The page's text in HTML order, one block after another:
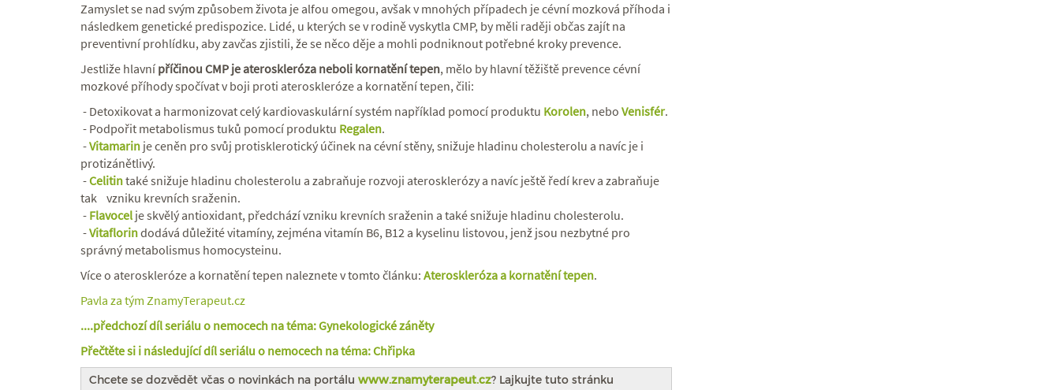
Zamyslet se nad svým způsobem života je alfou omegou, avšak v mnohých případech je cévní mozková příhoda i
následkem genetické predispozice. Lidé, u kterých se v rodině vyskytla CMP, by měli raději občas zajít na
preventivní prohlídku, aby zavčas zjistili, že se něco děje a mohli podniknout potřebné kroky prevence.
Jestliže hlavní příčinou CMP je ateroskleróza neboli kornatění tepen, mělo by hlavní těžiště prevence cévní
mozkové příhody spočívat v boji proti ateroskleróze a kornatění tepen, čili:
- Detoxikovat a harmonizovat celý kardiovaskulární systém například pomocí produktu Korolen, nebo Venisfér.
- Podpořit metabolismus tuků pomocí produktu Regalen.
-Vitamarin je ceněn pro svůj protisklerotický účinek na cévní stěny, snižuje hladinu cholesterolu a navíc je i
protizánětlivý.
-Celitintaké snižuje hladinu cholesterolu a zabraňuje rozvoji aterosklerózy a navíc ještě ředí krev a zabraňuje
tak vzniku krevních sraženin.
- Flavocel je skvělý antioxidant, předchází vzniku krevních sraženin a také snižuje hladinu cholesterolu.
-Vitaflorindodává důležité vitamíny, zejména vitamín B6, B12 a kyselinu listovou, jenž jsou nezbytné pro
správný metabolismus homocysteinu.
Více o ateroskleróze a kornatění tepen naleznete v tomto článku: Ateroskleróza a kornatění tepen.
Pavla za tým ZnamyTerapeut.cz
....předchozí díl seriálu o nemocech na téma: Gynekologické záněty
Přečtěte si i následující díl seriálu o nemocech na téma: Chřipka
Chcete se dozvědět včas o novinkách na portálu www.znamyterapeut.cz? Lajkujte tuto stránku